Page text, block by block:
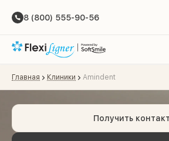
8 (800) 555-90-56
Главная Клиники Amindent
Получить контакт